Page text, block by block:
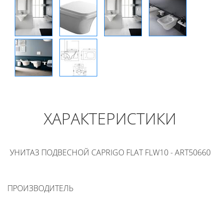
ХАРАКТЕРИСТИКИ
УНИТАЗ ПОДВЕСНОЙ CAPRIGO FLAT FLW10 - ART50660
ПРОИЗВОДИТЕЛЬ